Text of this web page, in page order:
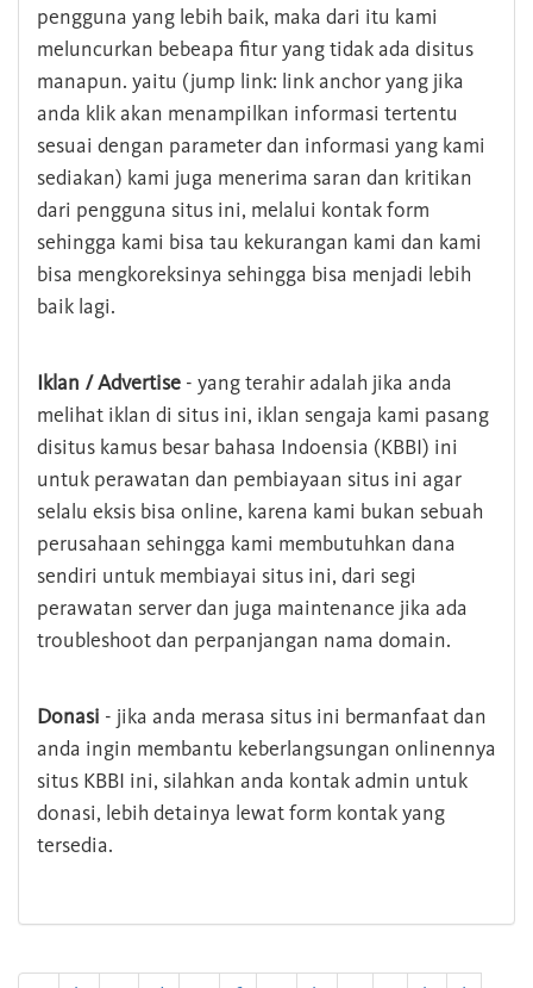
pengguna yang lebih baik, maka dari itu kami
meluncurkan bebeapa fitur yang tidak ada disitus
manapun. yaitu (jump link: link anchor yang jika
anda klik akan menampilkan informasi tertentu
sesuai dengan parameter dan informasi yang kami
sediakan) kami juga menerima saran dan kritikan
dari pengguna situs ini, melalui kontak form
sehingga kami bisa tau kekurangan kami dan kami
bisa mengkoreksinya sehingga bisa menjadi lebih
baik lagi.
Iklan / Advertise - yang terahir adalah jika anda
melihat iklan di situs ini, iklan sengaja kami pasang
disitus kamus besar bahasa Indoensia (KBBI) ini
untuk perawatan dan pembiayaan situs ini agar
selalu eksis bisa online, karena kami bukan sebuah
perusahaan sehingga kami membutuhkan dana
sendiri untuk membiayai situs ini, dari segi
perawatan server dan juga maintenance jika ada
troubleshoot dan perpanjangan nama domain.
Donasi - jika anda merasa situs ini bermanfaat dan
anda ingin membantu keberlangsungan onlinennya
situs KBBI ini, silahkan anda kontak admin untuk
donasi, lebih detainya lewat form kontak yang
tersedia.